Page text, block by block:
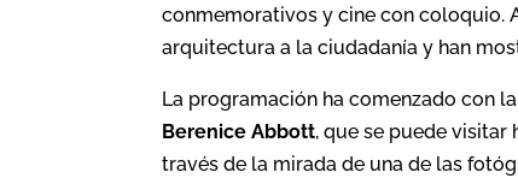
conmemorativos y cine con coloquio.
arquitectura a la ciudadanía y han
La programación ha comenzado con
Berenice Abbott, que se puede visitar
través de la mirada de una de las